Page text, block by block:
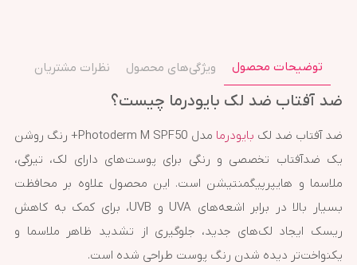
توضیحات محصول ویژگی‌های محصول نظرات مشتریان
ضد آفتاب ضد لک بایودرما چیست؟
ضد آفتاب ضد لک بایودرما
مدل Photoderm M SPF50+ رنگ روشن
یک ضدآفتاب تخصصی و رنگی برای پوست‌های دارای لک، تیرگی،
ملاسما و هایپرپیگمنتیشن است. این محصول علاوه بر محافظت
بسیار بالا در برابر اشعه‌های UVA و UVB، برای کمک به کاهش
ریسک ایجاد لک‌های جدید، جلوگیری از تشدید ظاهر ملاسما و
یکنواخت‌تر دیده شدن رنگ پوست طراحی شده است.